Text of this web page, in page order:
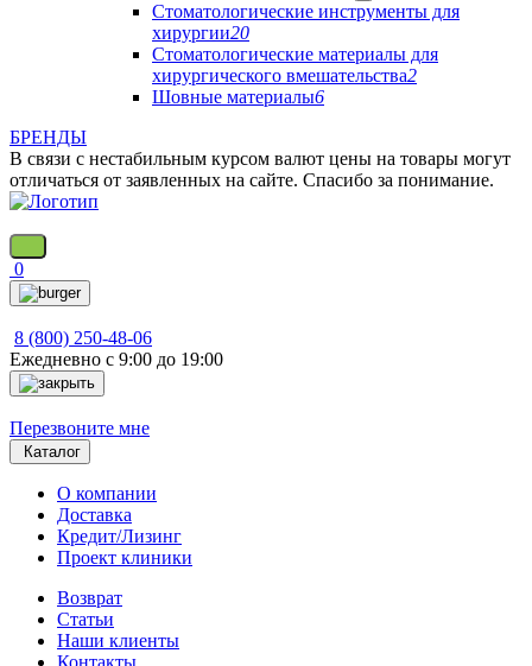
Стоматологические инструменты для
хирургии20
Стоматологические материалы для
хирургического вмешательства2
Шовные материалы6
БРЕНДЫ
В связи с нестабильным курсом валют цены на товары могут
отличаться от заявленных на сайте. Спасибо за понимание.
0
8 (800) 250-48-06
Ежедневно с 9:00 до 19:00
Перезвоните мне
Каталог
О компании
Доставка
Кредит/Лизинг
Проект клиники
Возврат
Статьи
Наши клиенты
Контакты